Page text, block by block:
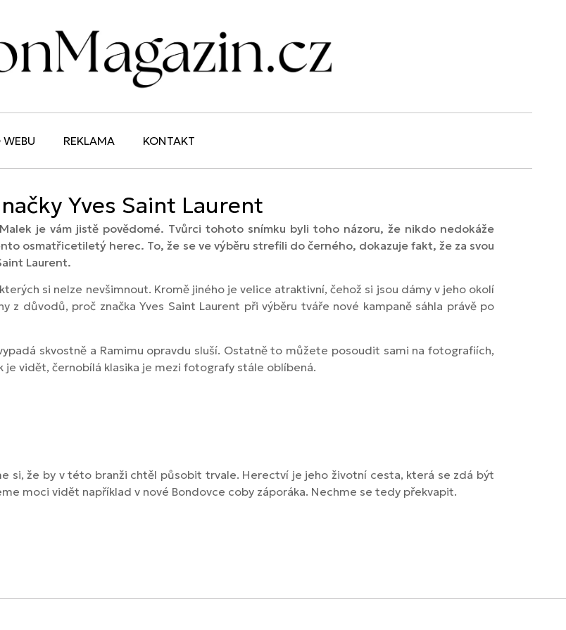
WEBU REKLAMA KONTAKT
Yves Saint Laurent
je vám jistě povědomé. Tvůrci tohoto snímku byli toho názoru, že nikdo nedokáže
osmatřicetiletý herec. To, že se ve výběru strefili do černého, dokazuje fakt, že za svou
Laurent.
si nelze nevšimnout. Kromě jiného je velice atraktivní, čehož si jsou dámy v jeho okolí
z důvodů, proč značka Yves Saint Laurent při výběru tváře nové kampaně sáhla právě po
skvostně a Ramimu opravdu sluší. Ostatně to můžete posoudit sami na fotografiích,
vidět, černobílá klasika je mezi fotografy stále oblíbená.
si, že by v této branži chtěl působit trvale. Herectví je jeho životní cesta, která se zdá být
moci vidět například v nové Bondovce coby záporáka. Nechme se tedy překvapit.